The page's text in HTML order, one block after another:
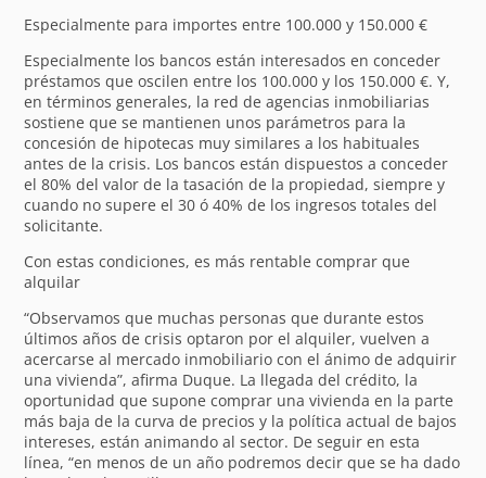
Especialmente para importes entre 100.000 y 150.000 €
Especialmente los bancos están interesados en conceder
préstamos que oscilen entre los 100.000 y los 150.000 €. Y,
en términos generales, la red de agencias inmobiliarias
sostiene que se mantienen unos parámetros para la
concesión de hipotecas muy similares a los habituales
antes de la crisis. Los bancos están dispuestos a conceder
el 80% del valor de la tasación de la propiedad, siempre y
cuando no supere el 30 ó 40% de los ingresos totales del
solicitante.
Con estas condiciones, es más rentable comprar que
alquilar
“Observamos que muchas personas que durante estos
últimos años de crisis optaron por el alquiler, vuelven a
acercarse al mercado inmobiliario con el ánimo de adquirir
una vivienda”, afirma Duque. La llegada del crédito, la
oportunidad que supone comprar una vivienda en la parte
más baja de la curva de precios y la política actual de bajos
intereses, están animando al sector. De seguir en esta
línea, “en menos de un año podremos decir que se ha dado